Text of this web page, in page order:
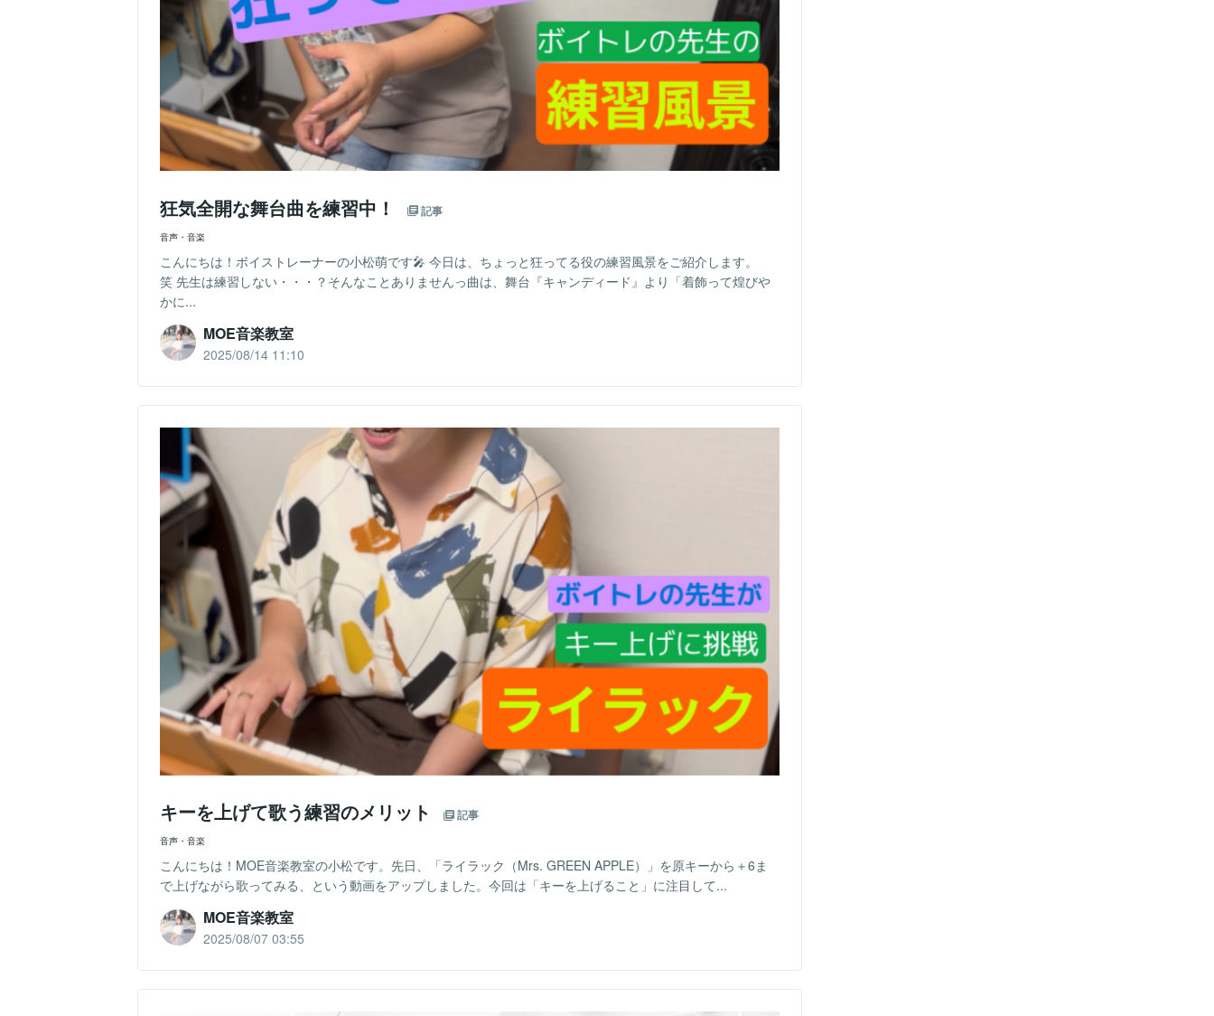
狂気全開な舞台曲を練習中！ 記事
音声・音楽
こんにちは！ボイストレーナーの小松萌です🎤 今日は、ちょっと狂ってる役の練習風景をご紹介します。
笑 先生は練習しない・・・？そんなことありませんっ曲は、舞台『キャンディード』より「着飾って煌びや
かに...
MOE音楽教室
2025/08/14 11:10
キーを上げて歌う練習のメリット 記事
音声・音楽
こんにちは！MOE音楽教室の小松です。先日、「ライラック（Mrs. GREEN APPLE）」を原キーから＋6ま
で上げながら歌ってみる、という動画をアップしました。今回は「キーを上げること」に注目して...
MOE音楽教室
2025/08/07 03:55